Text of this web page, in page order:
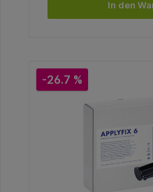
In den
-26.7 %